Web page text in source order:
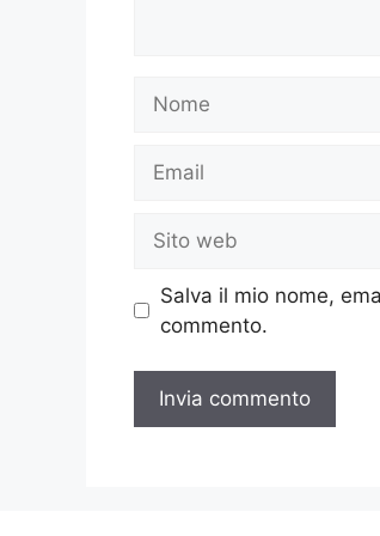
web
Salva il mio nome,
commento.